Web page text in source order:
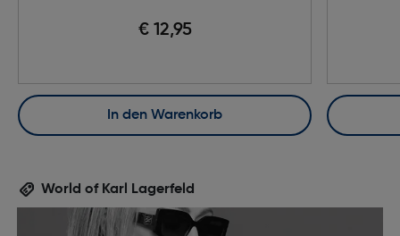
€ 12,95
In den Warenkorb
World of Karl Lagerfeld